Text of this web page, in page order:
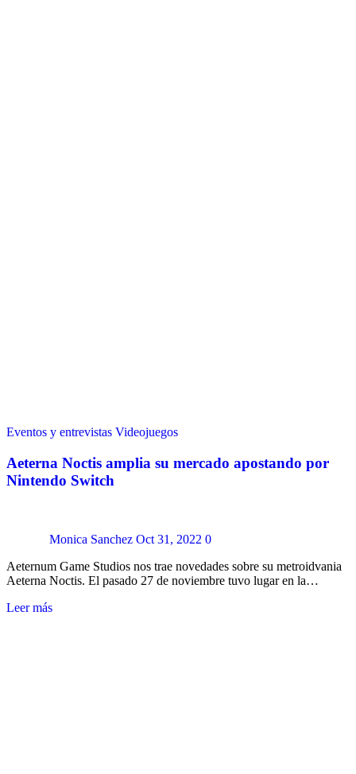
Eventos y entrevistas Videojuegos
Aeterna Noctis amplia su mercado apostando por
Nintendo Switch
Monica Sanchez Oct 31, 2022 0
Aeternum Game Studios nos trae novedades sobre su metroidvania
Aeterna Noctis. El pasado 27 de noviembre tuvo lugar en la…
Leer más